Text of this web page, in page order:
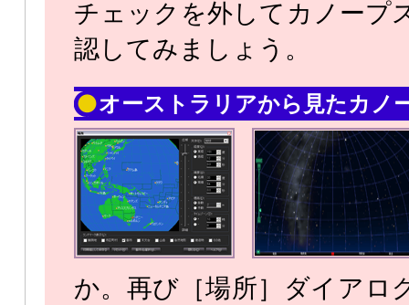
チェックを外してカノープ
認してみましょう。
オーストラリアから見たカノ
か。再び［場所］ダイアロ